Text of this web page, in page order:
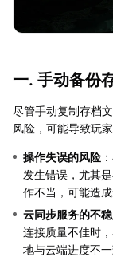
一. 手动备份
尽管手动复制存档
风险，可能导致玩
操作失误的风险
发生错误，尤其
作不当，可能造成
云同步服务的不
连接质量不佳时
地与云端进度不一